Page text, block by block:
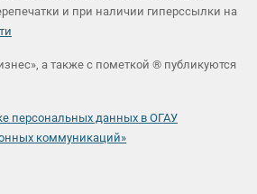
и при наличии гиперссылки на
а также с пометкой ® публикуются
персональных данных в ОГАУ
коммуникаций»